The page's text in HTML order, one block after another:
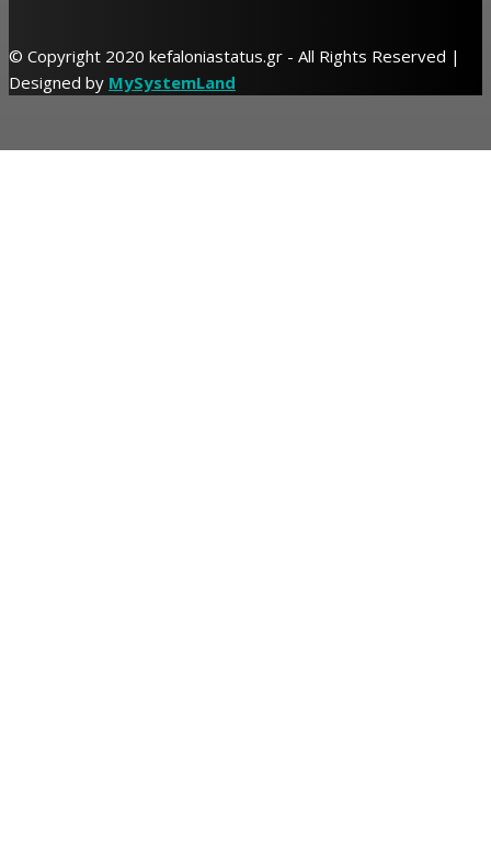
© Copyright 2020 kefaloniastatus.gr - All Rights Reserved |
Designed by MySystemLand